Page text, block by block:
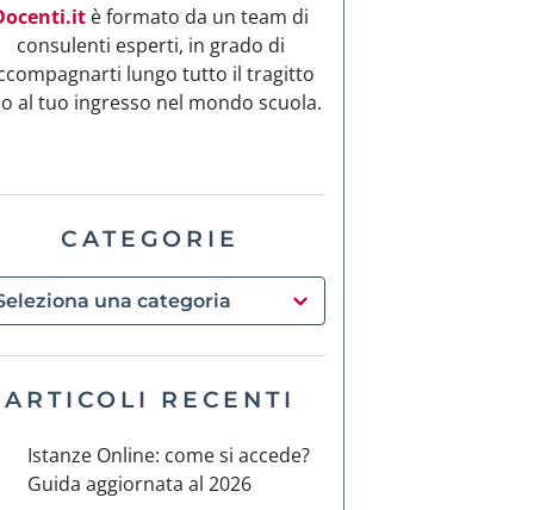
è formato da un team di
consulenti esperti, in grado di
lungo tutto il tragitto
al tuo ingresso nel mondo scuola.
CATEGORIE
ARTICOLI RECENTI
Istanze Online: come si accede?
Guida aggiornata al 2026